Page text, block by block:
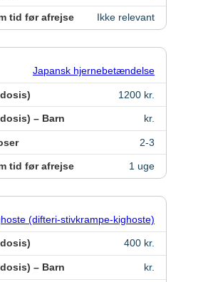
tid før afrejse Ikke relevant
Japansk hjernebetændelse
1200 kr.
– Barn kr.
2-3
tid før afrejse 1 uge
(difteri-stivkrampe-kighoste)
400 kr.
– Barn kr.